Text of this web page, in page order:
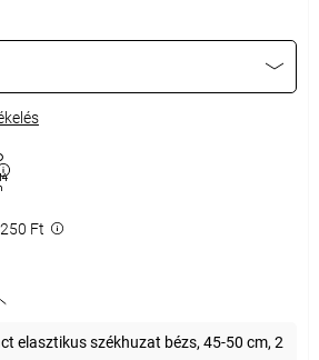
Ft
elasztikus székhuzat bézs, 45-50 cm, 2